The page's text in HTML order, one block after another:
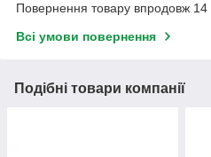
Повернення товару впродовж 14
Всі умови повернення
Подібні товари компанії